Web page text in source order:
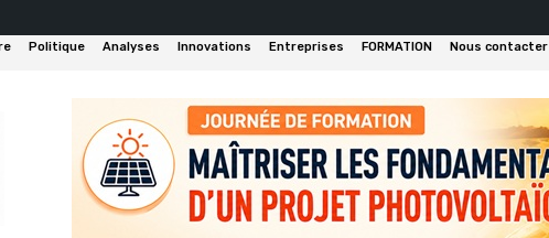
Politique Analyses Innovations Entreprises FORMATION
Nous contacter